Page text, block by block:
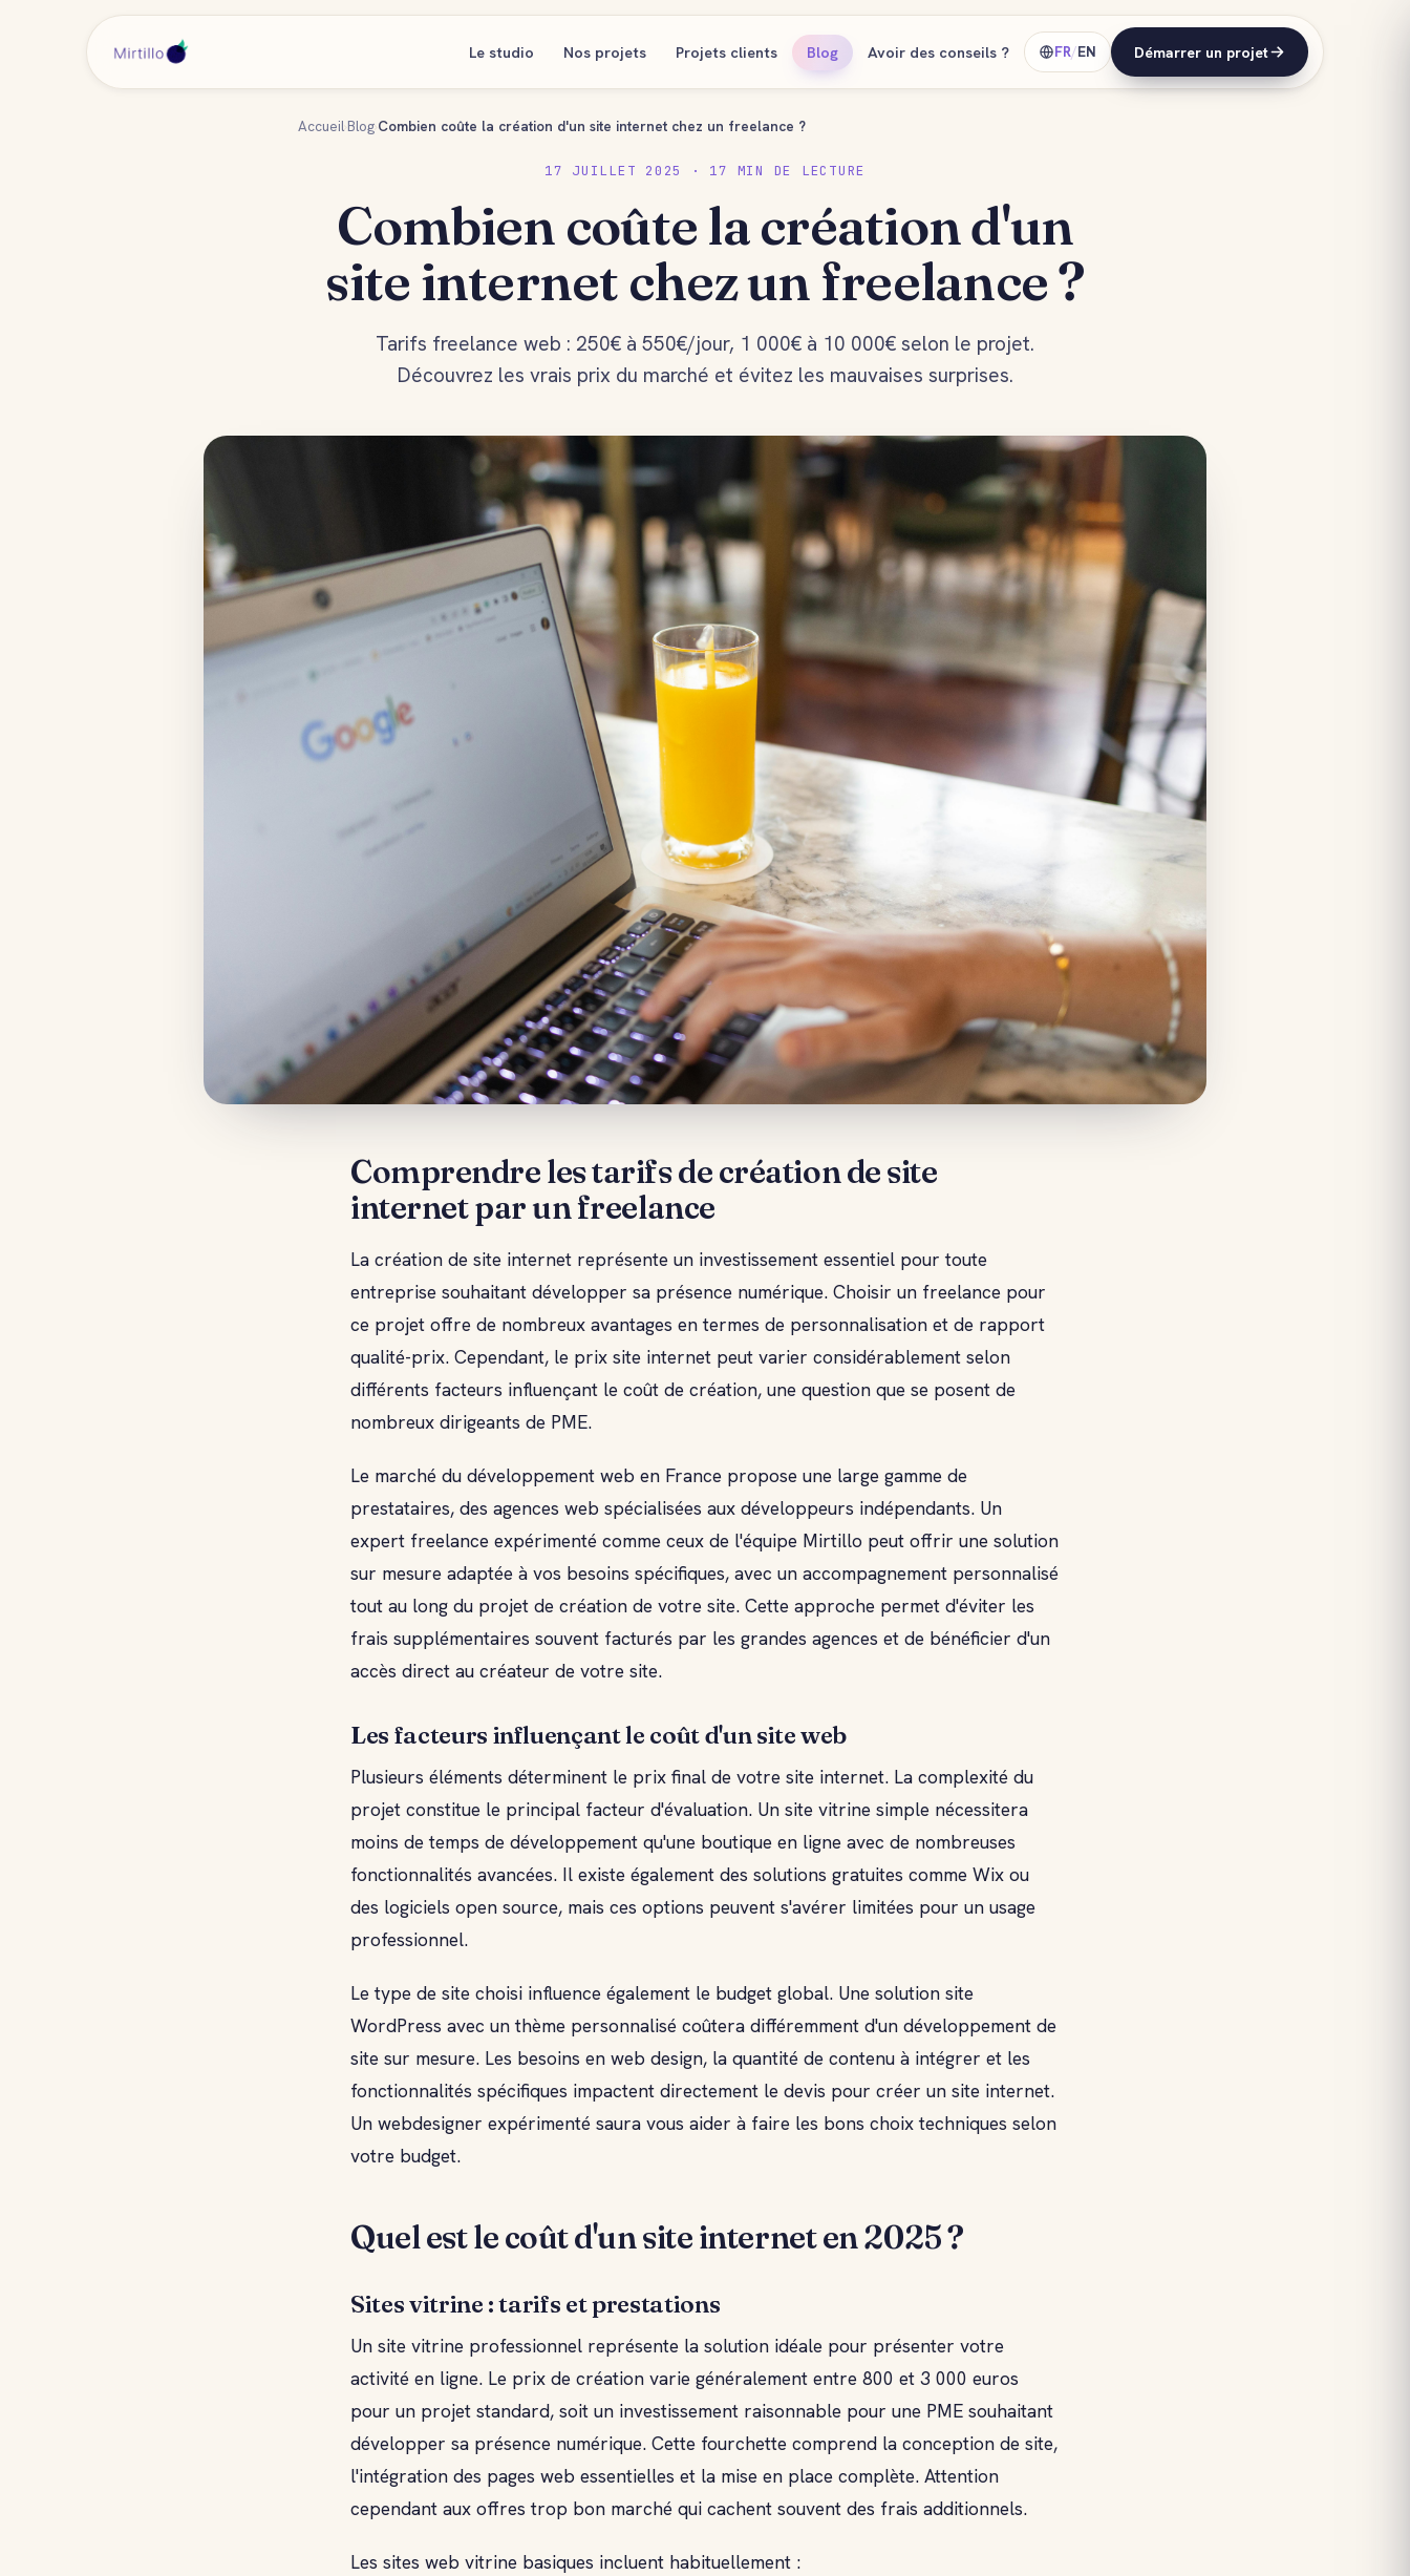
Le studio Nos projets Projets clients Blog Avoir des conseils ? FR/EN Démarrer un projet
Accueil Blog Combien coûte la création d'un site internet chez un freelance ?
17 JUILLET 2025 · 17 MIN DE LECTURE
Combien coûte la création d'un
site internet chez un freelance ?
Tarifs freelance web : 250€ à 550€/jour, 1 000€ à 10 000€ selon le projet.
Découvrez les vrais prix du marché et évitez les mauvaises surprises.
Comprendre les tarifs de création de site
internet par un freelance
La création de site internet représente un investissement essentiel pour toute
entreprise souhaitant développer sa présence numérique. Choisir un freelance pour
ce projet offre de nombreux avantages en termes de personnalisation et de rapport
qualité-prix. Cependant, le prix site internet peut varier considérablement selon
différents facteurs influençant le coût de création, une question que se posent de
nombreux dirigeants de PME.
Le marché du développement web en France propose une large gamme de
prestataires, des agences web spécialisées aux développeurs indépendants. Un
expert freelance expérimenté comme ceux de l'équipe Mirtillo peut offrir une solution
sur mesure adaptée à vos besoins spécifiques, avec un accompagnement personnalisé
tout au long du projet de création de votre site. Cette approche permet d'éviter les
frais supplémentaires souvent facturés par les grandes agences et de bénéficier d'un
accès direct au créateur de votre site.
Les facteurs influençant le coût d'un site web
Plusieurs éléments déterminent le prix final de votre site internet. La complexité du
projet constitue le principal facteur d'évaluation. Un site vitrine simple nécessitera
moins de temps de développement qu'une boutique en ligne avec de nombreuses
fonctionnalités avancées. Il existe également des solutions gratuites comme Wix ou
des logiciels open source, mais ces options peuvent s'avérer limitées pour un usage
professionnel.
Le type de site choisi influence également le budget global. Une solution site
WordPress avec un thème personnalisé coûtera différemment d'un développement de
site sur mesure. Les besoins en web design, la quantité de contenu à intégrer et les
fonctionnalités spécifiques impactent directement le devis pour créer un site internet.
Un webdesigner expérimenté saura vous aider à faire les bons choix techniques selon
votre budget.
Quel est le coût d'un site internet en 2025 ?
Sites vitrine : tarifs et prestations
Un site vitrine professionnel représente la solution idéale pour présenter votre
activité en ligne. Le prix de création varie généralement entre 800 et 3 000 euros
pour un projet standard, soit un investissement raisonnable pour une PME souhaitant
développer sa présence numérique. Cette fourchette comprend la conception de site,
l'intégration des pages web essentielles et la mise en place complète. Attention
cependant aux offres trop bon marché qui cachent souvent des frais additionnels.
Les sites web vitrine basiques incluent habituellement :